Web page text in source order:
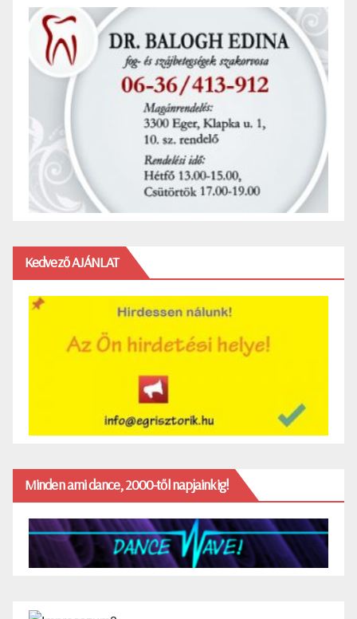
Kedvező AJÁNLAT
Minden ami dance, 2000-től napjainkig!